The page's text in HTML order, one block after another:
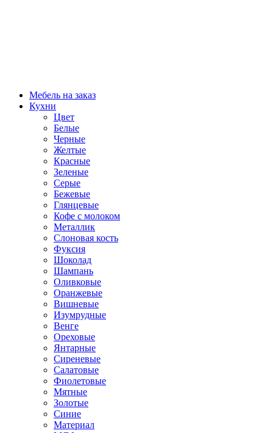
Мебель на заказ
Кухни
Цвет
Белые
Черные
Желтые
Красные
Зеленые
Серые
Бежевые
Глянцевые
Кофе с молоком
Металлик
Слоновая кость
Фуксия
Шоколад
Шампань
Оливковые
Оранжевые
Вишневые
Изумрудные
Венге
Ореховые
Янтарные
Сиреневые
Салатовые
Фиолетовые
Мятные
Золотые
Синие
Материал